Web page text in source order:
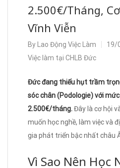
2.500€/Tháng,
Vĩnh Viễn
By Lao Động Việc Làm
19/
Việc làm tại CHLB Đức
Đức đang thiếu hụt trầm
sóc chân (Podologie) với
2.500€/tháng.Đây là cơ hội
muốn học nghề, làm việc và
gia phát triển bậc nhất châu
Vì Sao Nên Học